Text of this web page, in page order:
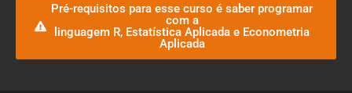
Pré-requisitos para esse curso é saber programar
com a
linguagem R, Estatística Aplicada e Econometria
Aplicada